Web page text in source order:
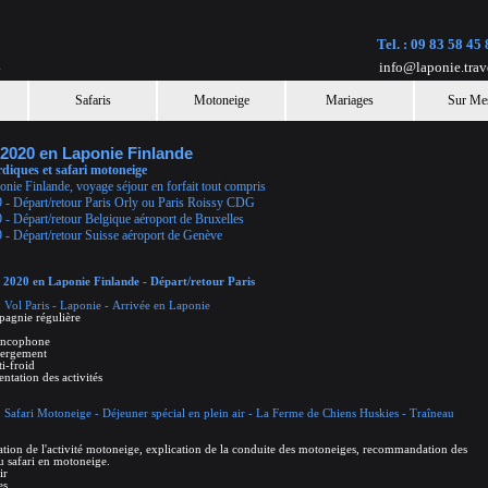
Tel. : 09 83 58 45
Safaris Motoneige Mariages Sur
en Laponie Finlande
et safari motoneige
Finlande, voyage séjour en forfait tout compris
- Départ/retour Paris Orly ou Paris Roissy CDG
- Départ/retour Belgique aéroport de Bruxelles
Départ/retour Suisse aéroport de Genève
en Laponie Finlande - Départ/retour Paris
Vol Paris - Laponie - Arrivée en Laponie
régulière
froid
des activités
Motoneige - Déjeuner spécial en plein air - La Ferme de Chiens Huskies - Traîneau
de l'activité motoneige, explication de la conduite des motoneiges, recommandation des
safari en motoneige.